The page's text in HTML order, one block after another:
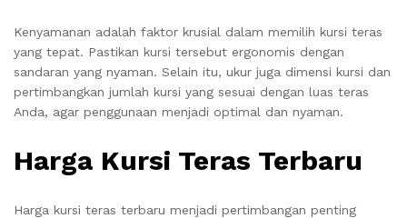
Kenyamanan adalah faktor krusial dalam memilih kursi teras
yang tepat. Pastikan kursi tersebut ergonomis dengan
sandaran yang nyaman. Selain itu, ukur juga dimensi kursi dan
pertimbangkan jumlah kursi yang sesuai dengan luas teras
Anda, agar penggunaan menjadi optimal dan nyaman.
Harga Kursi Teras Terbaru
Harga kursi teras terbaru menjadi pertimbangan penting